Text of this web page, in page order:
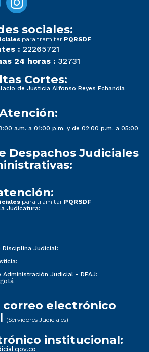
sociales:
para tramitar PQRSDF
: 22265721
24 horas : 32731
Cortes:
de Justicia Alfonso Reyes Echandía
a.m. a 01:00 p.m. y de 02:00 p.m. a 05:00
Despachos Judiciales
para tramitar PQRSDF
Judicatura:
Disciplina Judicial:
Administración Judicial - DEAJ:
correo electrónico
(Servidores Judiciales)
institucional: